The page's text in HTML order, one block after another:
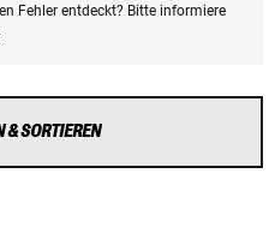
Fehler entdeckt? Bitte informiere
& SORTIEREN